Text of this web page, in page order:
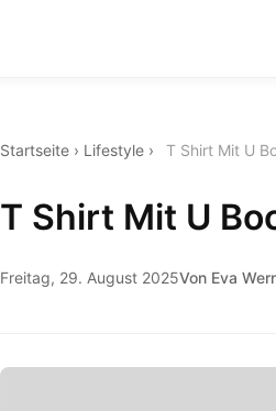
Startseite › Lifestyle › T Shirt Mit U
T Shirt Mit U
Freitag, 29. August 2025Von Eva